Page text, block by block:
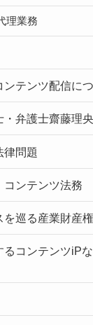
理業務
テンツ配信に
・弁護士齋藤理
律問題
コンテンツ法務
を巡る産業財産
コンテンツiP